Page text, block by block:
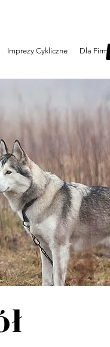
Imprezy Cykliczne Dla Firm